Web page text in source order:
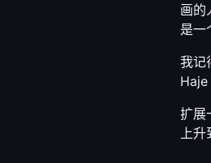
画的
是一
我记
Haje
扩展
上